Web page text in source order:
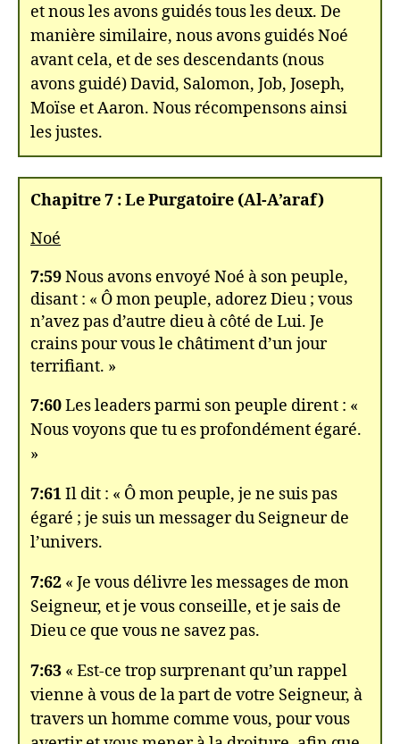
et nous les avons guidés tous les deux. De
manière similaire, nous avons guidés Noé
avant cela, et de ses descendants (nous
avons guidé) David, Salomon, Job, Joseph,
Moïse et Aaron. Nous récompensons ainsi
les justes.
Chapitre 7 : Le Purgatoire (Al-A’araf)
Noé
7:59Nous avons envoyé Noé à son peuple,
disant : « Ô mon peuple, adorez Dieu ; vous
n’avez pas d’autre dieu à côté de Lui. Je
crains pour vous le châtiment d’un jour
terrifiant. »
7:60Les leaders parmi son peuple dirent : «
Nous voyons que tu es profondément égaré.
»
7:61Il dit : « Ô mon peuple, je ne suis pas
égaré ; je suis un messager du Seigneur de
l’univers.
7:62 « Je vous délivre les messages de mon
Seigneur, et je vous conseille, et je sais de
Dieu ce que vous ne savez pas.
7:63 « Est-ce trop surprenant qu’un rappel
vienne à vous de la part de votre Seigneur, à
travers un homme comme vous, pour vous